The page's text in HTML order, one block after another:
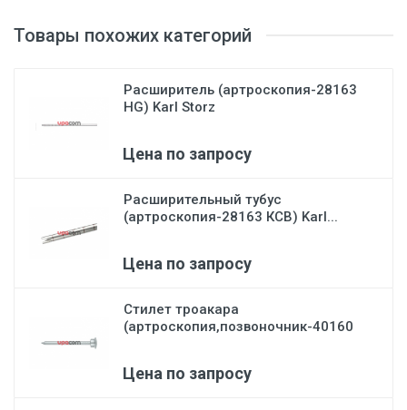
Товары похожих категорий
Расширитель (артроскопия-28163
HG) Karl Storz
Цена по запросу
Расширительный тубус
(артроскопия-28163 КСВ) Karl...
Цена по запросу
Стилет троакара
(артроскопия,позвоночник-40160
Цена по запросу